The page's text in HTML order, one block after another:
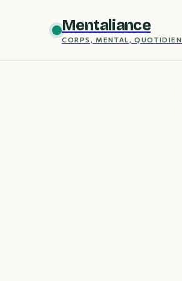
Mentaliance
CORPS, MENTAL, QUOTIDIEN